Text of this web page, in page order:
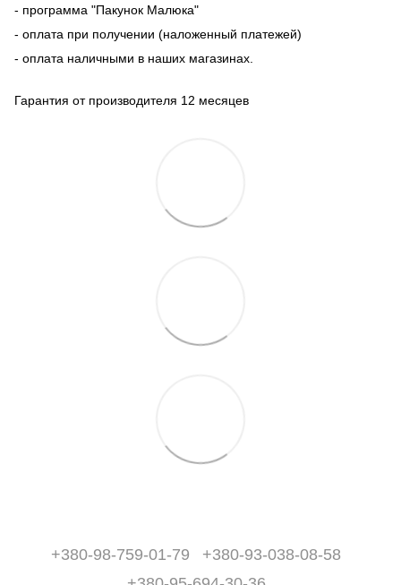
- программа "Пакунок Малюка"
- оплата при получении (наложенный платежей)
- оплата наличными в наших магазинах.
Гарантия от производителя 12 месяцев
+380-98-759-01-79
+380-93-038-08-58